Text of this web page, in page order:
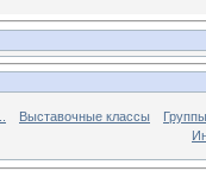
Выставочные классы